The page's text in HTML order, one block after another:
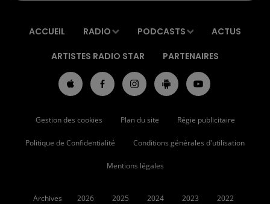
ACCUEIL RADIO PODCASTS ACTUS
ARTISTES RADIO STAR PARTENAIRES
Gestion des cookies Plan du site Régie publicitaire
Politique de Confidentialité Conditions générales d'utilisation
Mentions légales
Archives 2026 2025 2024 2023 2022